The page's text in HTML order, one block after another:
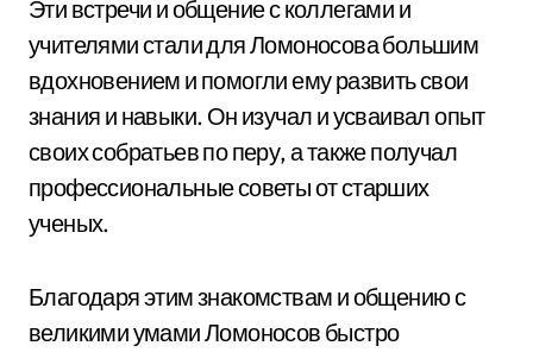
Эти встречи и общение с коллегами и
учителями стали для Ломоносова большим
вдохновением и помогли ему развить свои
знания и навыки. Он изучал и усваивал опыт
своих собратьев по перу, а также получал
профессиональные советы от старших
ученых.
Благодаря этим знакомствам и общению с
великими умами Ломоносов быстро